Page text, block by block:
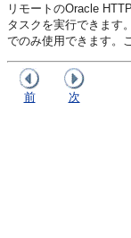
リモートのOracle
タスクを実行できます
でのみ使用できます。
前 次